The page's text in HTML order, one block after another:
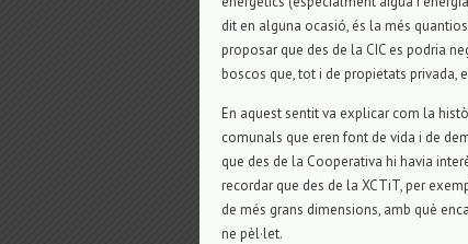
dit en alguna ocasió, és la més
proposar que des de la CIC es podria
boscos que, tot i de propietats privada,
En aquest sentit va explicar com la
comunals que eren font de vida i de
que des de la Cooperativa hi havia
recordar que des de la XCTiT, per
de més grans dimensions, amb què
ne pèl·let.